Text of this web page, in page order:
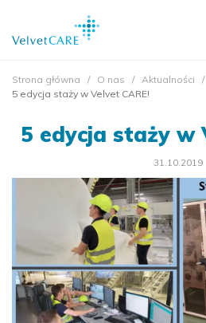
Strona główna O nas
Aktualności
5 edycja staży w Velvet CARE!
5 edycja staży w
31.10.2019